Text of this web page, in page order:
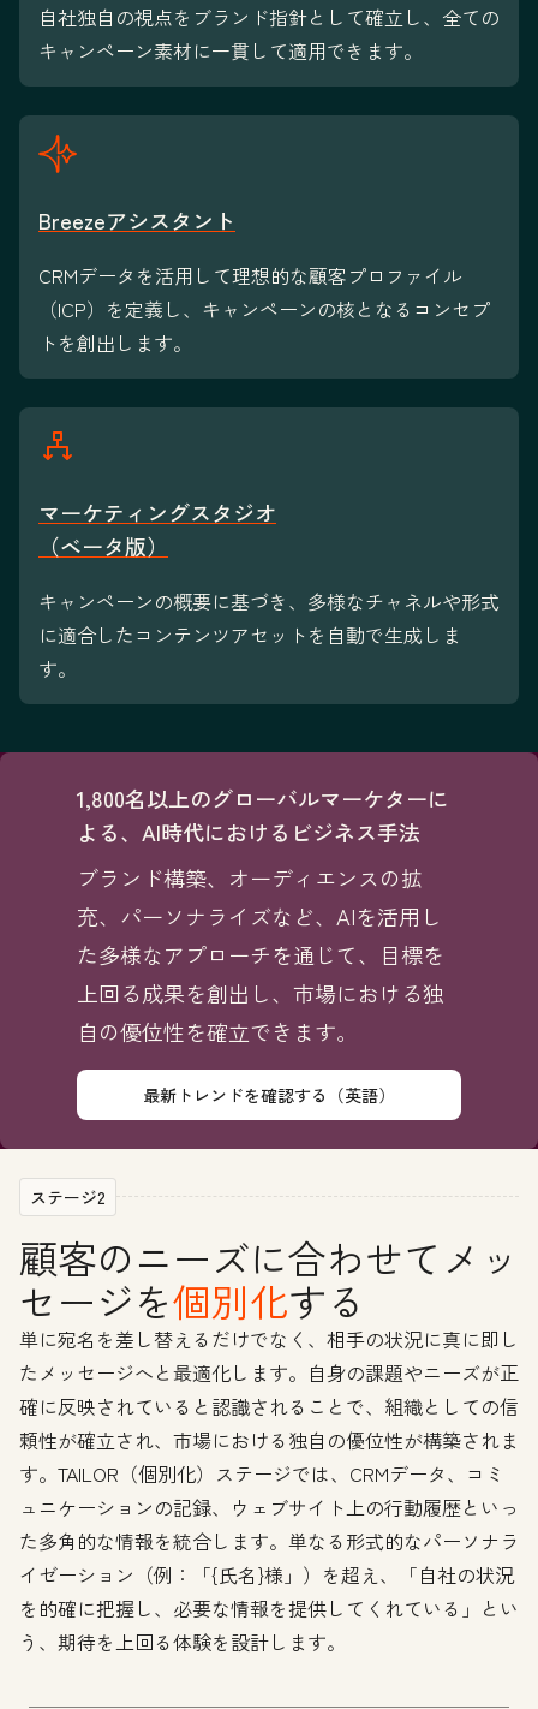
自社独自の視点をブランド指針として確立し、全ての
キャンペーン素材に一貫して適用できます。
Breezeアシスタント
CRMデータを活用して理想的な顧客プロファイル
（ICP）を定義し、キャンペーンの核となるコンセプ
トを創出します。
マーケティングスタジオ
（ベータ版）
キャンペーンの概要に基づき、多様なチャネルや形式
に適合したコンテンツアセットを自動で生成しま
す。
1,800名以上のグローバルマーケターに
よる、AI時代におけるビジネス手法
ブランド構築、オーディエンスの拡
充、パーソナライズなど、AIを活用し
た多様なアプローチを通じて、目標を
上回る成果を創出し、市場における独
自の優位性を確立できます。
最新トレンドを確認する（英語）
ステージ2
顧客のニーズに合わせてメッ
セージを個別化する
単に宛名を差し替えるだけでなく、相手の状況に真に即し
たメッセージへと最適化します。自身の課題やニーズが正
確に反映されていると認識されることで、組織としての信
頼性が確立され、市場における独自の優位性が構築されま
す。TAILOR（個別化）ステージでは、CRMデータ、コミ
ュニケーションの記録、ウェブサイト上の行動履歴といっ
た多角的な情報を統合します。単なる形式的なパーソナラ
イゼーション（例：「{氏名}様」）を超え、「自社の状況
を的確に把握し、必要な情報を提供してくれている」とい
う、期待を上回る体験を設計します。